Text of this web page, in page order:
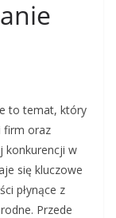
to temat, który
firm oraz
konkurencji w
się kluczowe
płynące z
Przede